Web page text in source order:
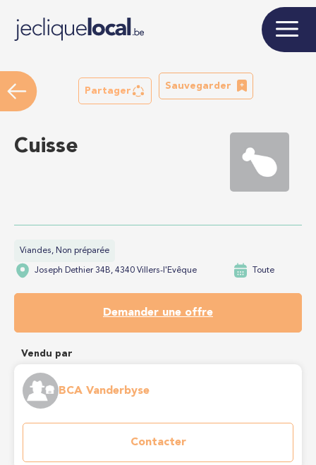
Partager
Sauvegarder
Cuisse
Viandes, Non préparée
Joseph Dethier 34B, 4340 Villers-l'Evêque Toute
Demander une offre
Vendu par
BCA Vanderbyse
Contacter